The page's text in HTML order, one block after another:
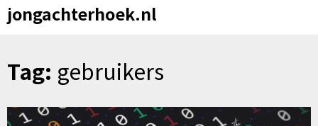
jongachterhoek.nl
Tag: gebruikers